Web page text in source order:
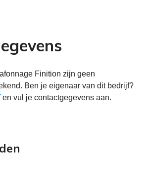
Finition zijn geen
Ben je eigenaar van dit bedrijf?
en vul je contactgegevens aan.